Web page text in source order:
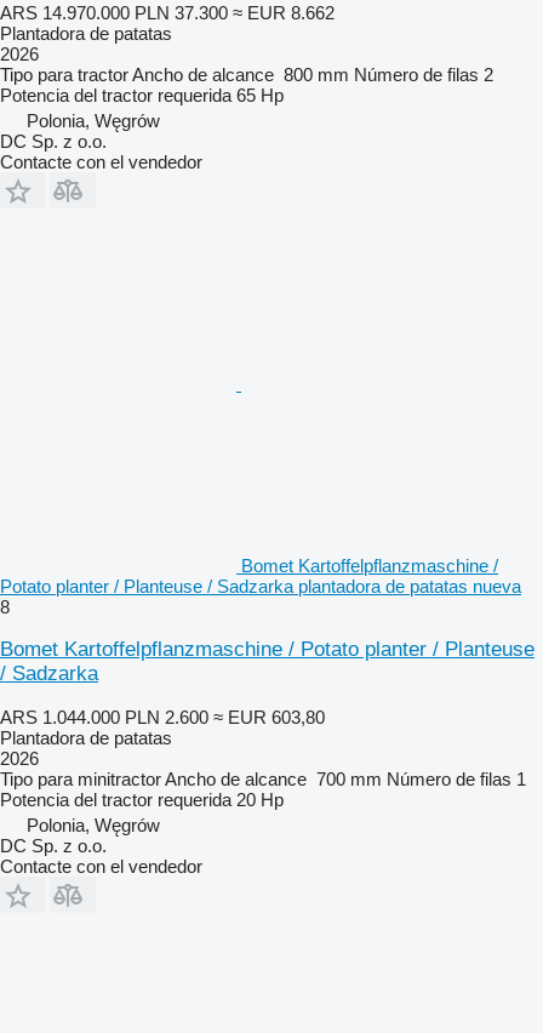
ARS 14.970.000 PLN 37.300 ≈ EUR 8.662
Plantadora de patatas
2026
Tipo para tractorAncho de alcance 800 mm Número de filas 2
Potencia del tractor requerida 65 Hp
Polonia, Węgrów
DC Sp. z o.o.
Contacte con el vendedor
Bomet Kartoffelpflanzmaschine /
Potato planter / Planteuse / Sadzarka plantadora de patatas nueva
8
Bomet Kartoffelpflanzmaschine / Potato planter / Planteuse
/ Sadzarka
ARS 1.044.000 PLN 2.600 ≈ EUR 603,80
Plantadora de patatas
2026
Tipo para minitractorAncho de alcance 700 mm Número de filas 1
Potencia del tractor requerida 20 Hp
Polonia, Węgrów
DC Sp. z o.o.
Contacte con el vendedor